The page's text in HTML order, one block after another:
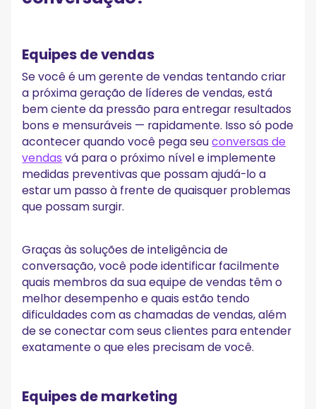
Equipes de vendas
Se você é um gerente de vendas tentando criar
a próxima geração de líderes de vendas, está
bem ciente da pressão para entregar resultados
bons e mensuráveis — rapidamente. Isso só pode
acontecer quando você pega seuconversas de
vendas vá para o próximo nível e implemente
medidas preventivas que possam ajudá-lo a
estar um passo à frente de quaisquer problemas
que possam surgir.
Graças às soluções de inteligência de
conversação, você pode identificar facilmente
quais membros da sua equipe de vendas têm o
melhor desempenho e quais estão tendo
dificuldades com as chamadas de vendas, além
de se conectar com seus clientes para entender
exatamente o que eles precisam de você.
Equipes de marketing